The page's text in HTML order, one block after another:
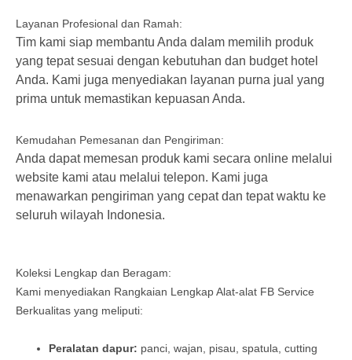
Layanan Profesional dan Ramah:
Tim kami siap membantu Anda dalam memilih produk
yang tepat sesuai dengan kebutuhan dan budget hotel
Anda. Kami juga menyediakan layanan purna jual yang
prima untuk memastikan kepuasan Anda.
Kemudahan Pemesanan dan Pengiriman:
Anda dapat memesan produk kami secara online melalui
website kami atau melalui telepon. Kami juga
menawarkan pengiriman yang cepat dan tepat waktu ke
seluruh wilayah Indonesia.
Koleksi Lengkap dan Beragam:
Kami menyediakan Rangkaian Lengkap Alat-alat FB Service
Berkualitas yang meliputi:
Peralatan dapur: panci, wajan, pisau, spatula, cutting